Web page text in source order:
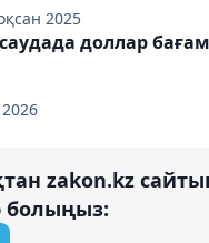
2025
саудада доллар
zakon.kz
болыңыз: